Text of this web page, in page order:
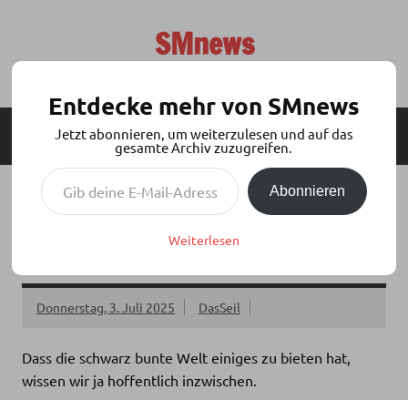
SMnews
SEITENLEISTE
MENÜ
NIKA MACHT PODCAST: #178 DAS
HALSBAND – SYMBOL UND
Donnerstag, 3. Juli 2025 DasSeil
Dass die schwarz bunte Welt einiges zu bieten hat,
wissen wir ja hoffentlich inzwischen.
Entdecke mehr von SMnews
Jetzt abonnieren, um weiterzulesen und auf das
gesamte Archiv zuzugreifen.
Gib deine E-Mail-Adresse ein ...
Abonnieren
Weiterlesen